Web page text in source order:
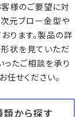
様のご要望に対
次元ブロー金型や
ります。製品の詳
状を見ていただ
ったご相談を承り
任せください。
から探す